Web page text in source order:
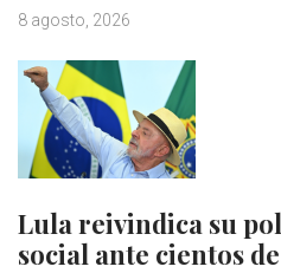
8 agosto, 2026
Lula reivindica su
social ante cientos